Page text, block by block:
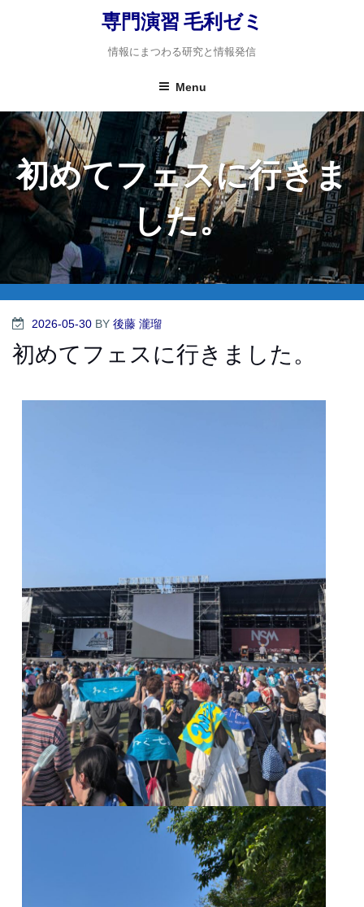
専門演習 毛利ゼミ
情報にまつわる研究と情報発信
Menu
初めてフェスに行きま
した。
POSTED
2026-05-30 BY 後藤 瀧瑠
初めてフェスに行きました。